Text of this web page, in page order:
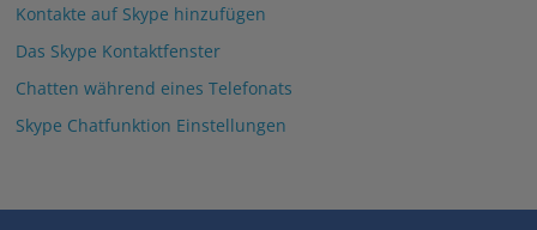
Kontakte auf Skype hinzufügen
Das Skype Kontaktfenster
Chatten während eines Telefonats
Skype Chatfunktion Einstellungen